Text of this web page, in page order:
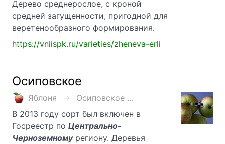
Дерево среднерослое, с кроной
средней загущенности, пригодной для
веретенообразного формирования.
https://vniispk.ru/varieties/zheneva-erli
Осиповское
Яблоня
Осиповское ...
В 2013 году сорт был включен в
Госреестр по Центрально-
Черноземномурегиону. Деревья